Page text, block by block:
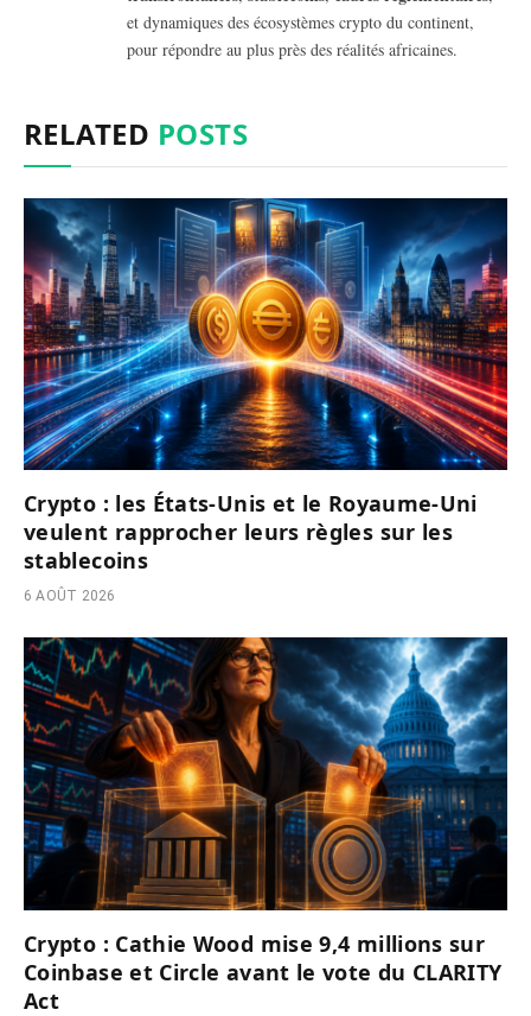
et dynamiques des écosystèmes crypto du continent,
pour répondre au plus près des réalités africaines.
RELATED POSTS
Crypto : les États-Unis et le Royaume-Uni
veulent rapprocher leurs règles sur les
stablecoins
6 AOÛT 2026
Crypto : Cathie Wood mise 9,4 millions sur
Coinbase et Circle avant le vote du CLARITY
Act